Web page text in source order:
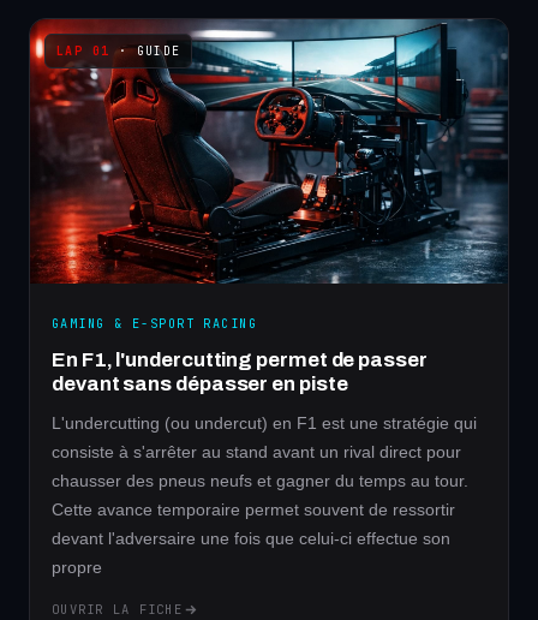
· GUIDE
GAMING & E-SPORT RACING
En F1, l'undercutting permet de passer
devant sans dépasser en piste
L'undercutting (ou undercut) en F1 est une stratégie qui
consiste à s'arrêter au stand avant un rival direct pour
chausser des pneus neufs et gagner du temps au tour.
Cette avance temporaire permet souvent de ressortir
devant l'adversaire une fois que celui-ci effectue son
propre
OUVRIR LA FICHE